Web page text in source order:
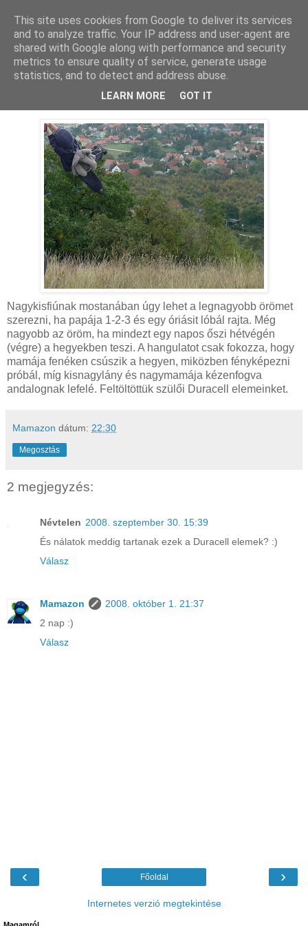
MAMAZON
2008. szeptember 28., vasárnap
Nagykisfiúnak mostanában úgy lehet a legnagyobb örömet
szerezni, ha papája 1-2-3 és egy óriásit lóbál rajta. Még
nagyobb az öröm, ha mindezt egy napos őszi hétvégén
(végre) a hegyekben teszi. A hangulatot csak fokozza, hogy
mamája fenéken csúszik a hegyen, miközben fényképezni
próbál, míg kisnagylány és nagymamája kézenfogva
andalognak lefelé. Feltöltöttük szülői Duracell elemeinket.
Mamazon dátum: 22:30
Megosztás
2 megjegyzés:
Névtelen 2008. szeptember 30. 15:39
És nálatok meddig tartanak ezek a Duracell elemek? :)
Válasz
Mamazon
2008. október 1. 21:37
2 nap :)
Válasz
‹ ›
Főoldal
Internetes verzió megtekintése
This site uses cookies from Google to deliver its services
and to analyze traffic. Your IP address and user-agent are
shared with Google along with performance and security
metrics to ensure quality of service, generate usage
statistics, and to detect and address abuse.
LEARN MORE GOT IT